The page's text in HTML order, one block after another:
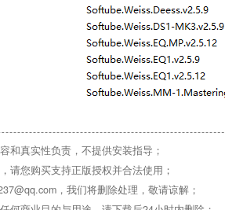
和真实性负责，不提供安装指导；
请您购买支持正版授权并合法使用；
，我们将删除处理，敬请谅解；